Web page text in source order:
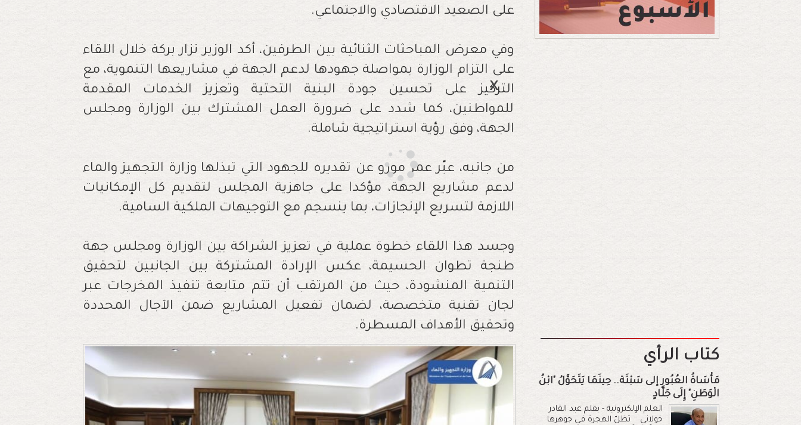
على الصعيد الاقتصادي والاجتماعي.
وفي معرض المباحثات الثنائية بين الطرفين، أكد الوزير نزار بركة خلال اللقاء
على التزام الوزارة بمواصلة جهودها لدعم الجهة في مشاريعها التنموية، مع
التركيز على تحسين جودة البنية التحتية وتعزيز الخدمات المقدمة
للمواطنين، كما شدد على ضرورة العمل المشترك بين الوزارة ومجلس
الجهة، وفق رؤية استراتيجية شاملة.
من جانبه، عبّر عمر مورو عن تقديره للجهود التي تبذلها وزارة التجهيز والماء
لدعم مشاريع الجهة، مؤكدا على جاهزية المجلس لتقديم كل الإمكانيات
اللازمة لتسريع الإنجازات، بما ينسجم مع التوجيهات الملكية السامية.
وجسد هذا اللقاء خطوة عملية في تعزيز الشراكة بين الوزارة ومجلس جهة
طنجة تطوان الحسيمة، عكس الإرادة المشتركة بين الجانبين لتحقيق
التنمية المنشودة، حيث من المرتقب أن تتم متابعة تنفيذ المخرجات عبر
لجان تقنية متخصصة، لضمان تفعيل المشاريع ضمن الآجال المحددة
وتحقيق الأهداف المسطرة.
كتاب الرأي
مَأْسَاةُ العُبُورِ إلى سَبْتَة.. حِينَمَا يَتَحَوَّلُ "ابْنُ
الْوَطَنِ" إِلَى جَلَّادٍ
العلم الإلكترونية - بقلم عبد القادر
خولاني تظلّ الهجرة في جوهرها